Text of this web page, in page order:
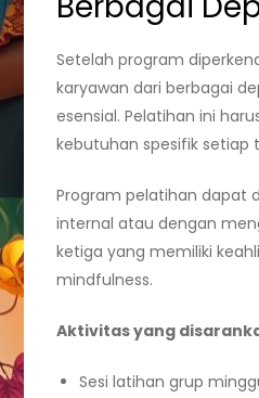
Setelah program
karyawan dari berbagai
esensial. Pelatihan ini
kebutuhan spesifik setiap
Program pelatihan dapat
internal atau dengan
ketiga yang memiliki
mindfulness.
Aktivitas yang
Sesi latihan grup